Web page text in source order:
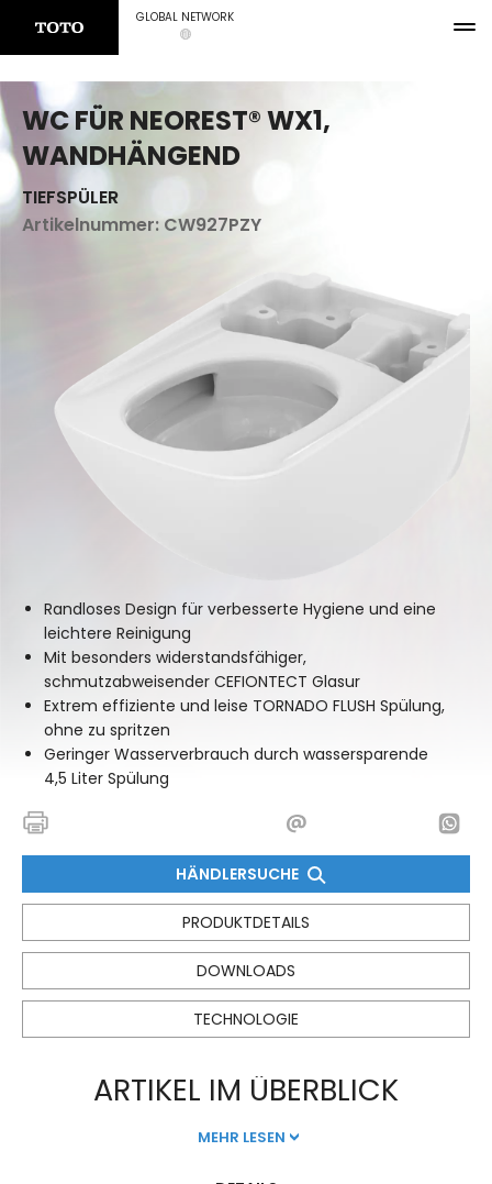
GLOBAL NETWORK
WC FÜR NEOREST® WX1,
WANDHÄNGEND
TIEFSPÜLER
Artikelnummer:CW927PZY
Randloses Design für verbesserte Hygiene und eine
leichtere Reinigung
Mit besonders widerstandsfähiger,
schmutzabweisender CEFIONTECT Glasur
Extrem effiziente und leise TORNADO FLUSH Spülung,
ohne zu spritzen
Geringer Wasserverbrauch durch wassersparende
4,5 Liter Spülung
HÄNDLERSUCHE
PRODUKTDETAILS
DOWNLOADS
TECHNOLOGIE
ARTIKEL IM ÜBERBLICK
MEHR LESEN